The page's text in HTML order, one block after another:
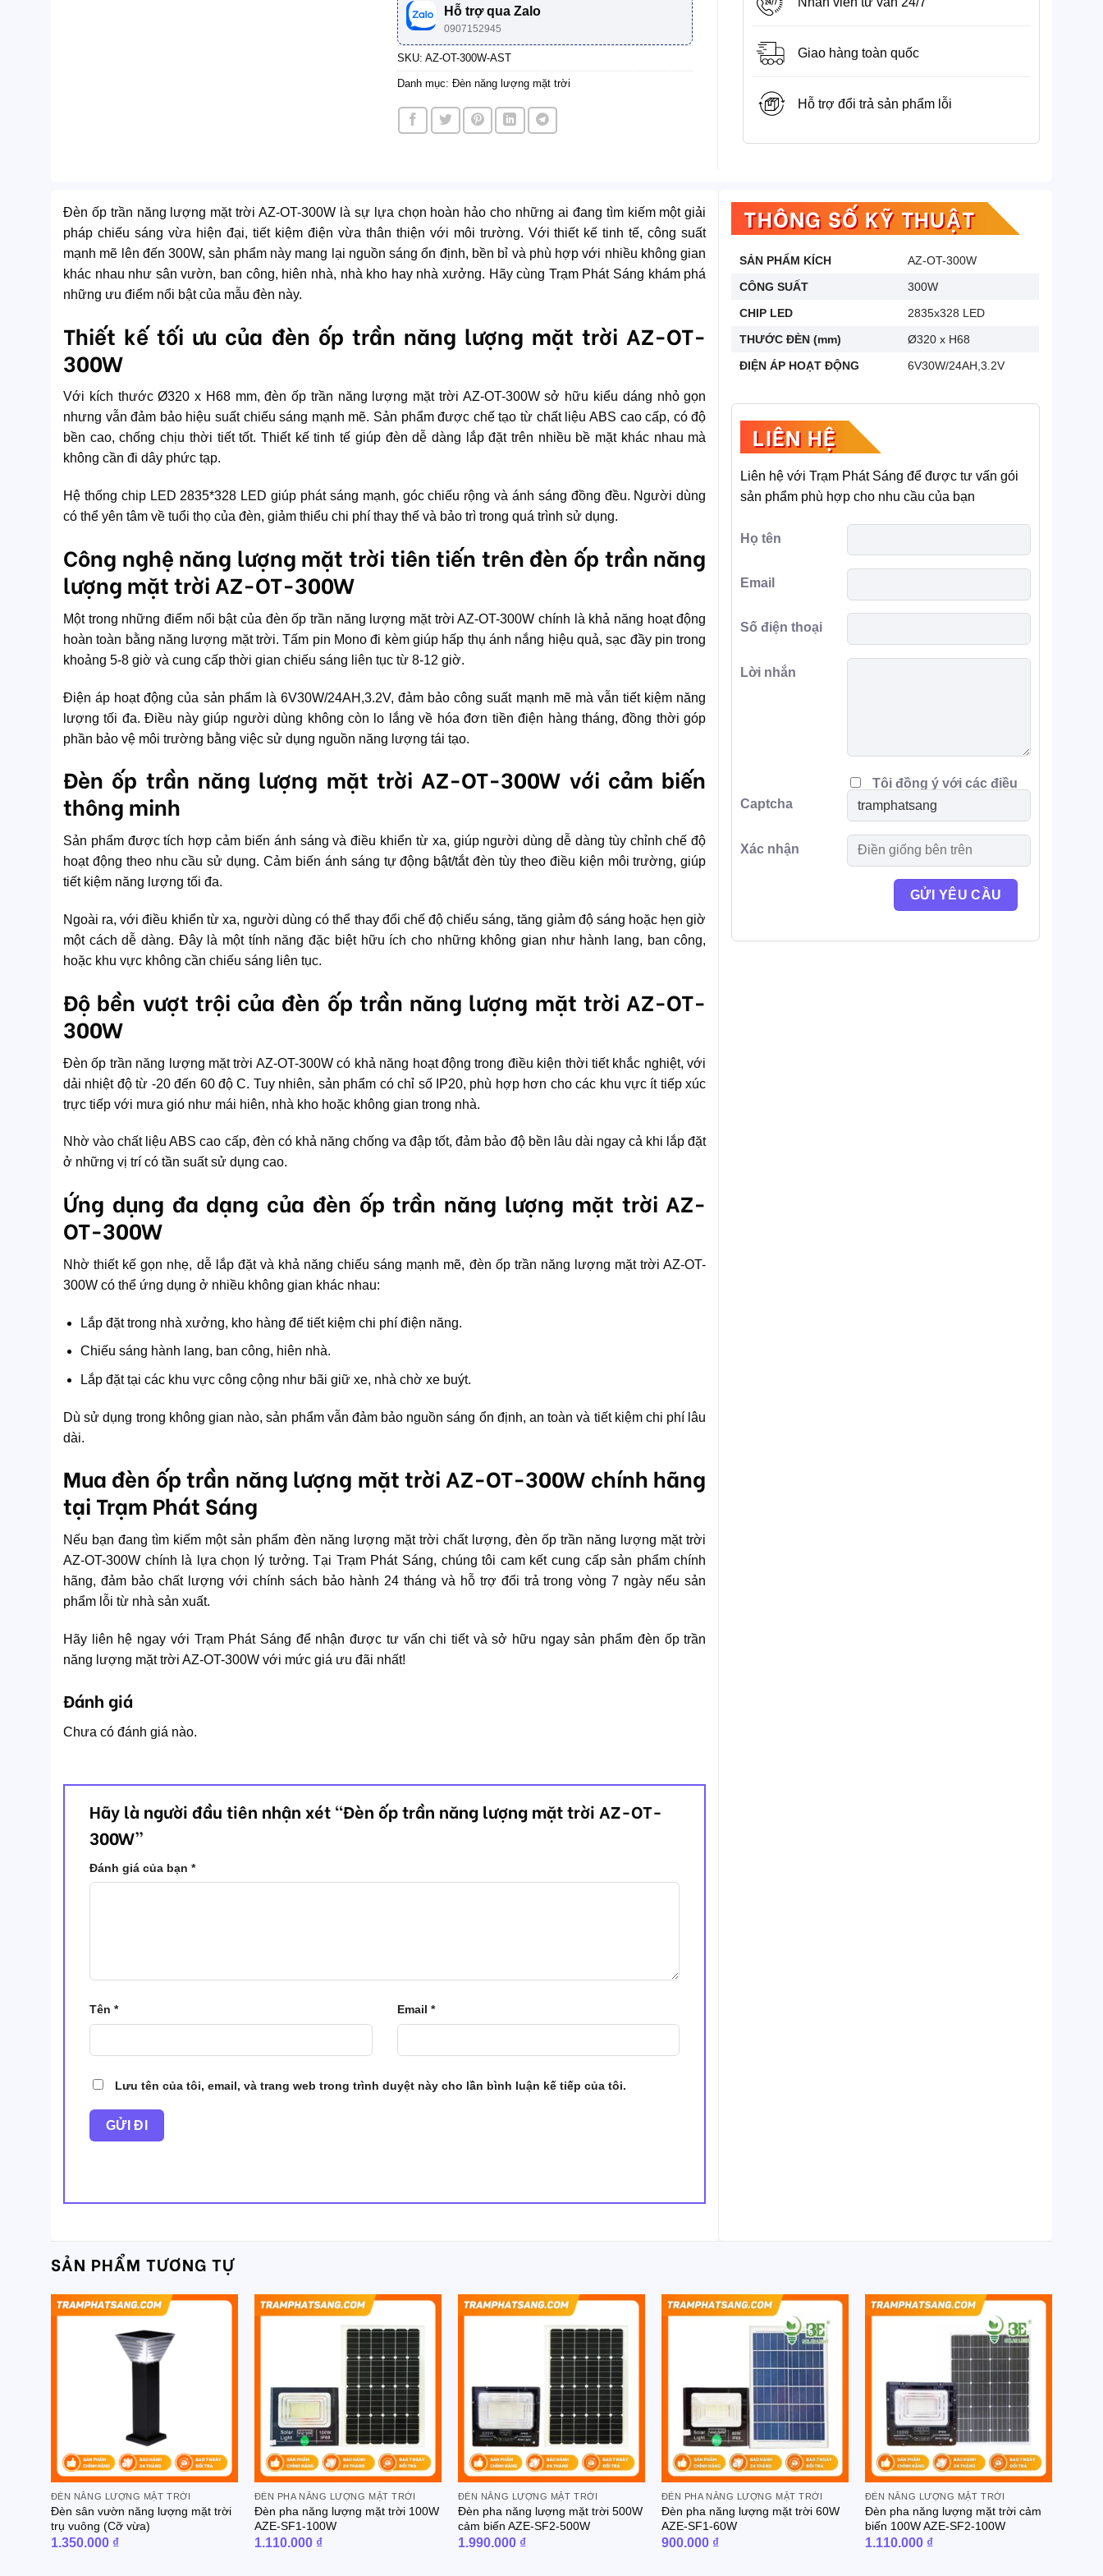
Hỗ trợ qua Zalo
0907152945
SKU: AZ-OT-300W-AST
Danh mục: Đèn năng lượng mặt trời
Giao hàng toàn quốc
Hỗ trợ đổi trả sản phẩm lỗi
Đèn ốp trần năng lượng mặt trời AZ-OT-300W là sự lựa chọn hoàn hảo cho những ai đang tìm kiếm một giải
pháp chiếu sáng vừa hiện đại, tiết kiệm điện vừa thân thiện với môi trường. Với thiết kế tinh tế, công suất
mạnh mẽ lên đến 300W, sản phẩm này mang lại nguồn sáng ổn định, bền bỉ và phù hợp với nhiều không gian
khác nhau như sân vườn, ban công, hiên nhà, nhà kho hay nhà xưởng. Hãy cùng Trạm Phát Sáng khám phá
những ưu điểm nổi bật của mẫu đèn này.
Thiết kế tối ưu của đèn ốp trần năng lượng mặt trời AZ-OT-
300W
Với kích thước Ø320 x H68 mm, đèn ốp trần năng lượng mặt trời AZ-OT-300W sở hữu kiểu dáng nhỏ gọn
nhưng vẫn đảm bảo hiệu suất chiếu sáng mạnh mẽ. Sản phẩm được chế tạo từ chất liệu ABS cao cấp, có độ
bền cao, chống chịu thời tiết tốt. Thiết kế tinh tế giúp đèn dễ dàng lắp đặt trên nhiều bề mặt khác nhau mà
không cần đi dây phức tạp.
Hệ thống chip LED 2835*328 LED giúp phát sáng mạnh, góc chiếu rộng và ánh sáng đồng đều. Người dùng
có thể yên tâm về tuổi thọ của đèn, giảm thiểu chi phí thay thế và bảo trì trong quá trình sử dụng.
Công nghệ năng lượng mặt trời tiên tiến trên đèn ốp trần năng
lượng mặt trời AZ-OT-300W
Một trong những điểm nổi bật của đèn ốp trần năng lượng mặt trời AZ-OT-300W chính là khả năng hoạt động
hoàn toàn bằng năng lượng mặt trời. Tấm pin Mono đi kèm giúp hấp thụ ánh nắng hiệu quả, sạc đầy pin trong
khoảng 5-8 giờ và cung cấp thời gian chiếu sáng liên tục từ 8-12 giờ.
Điện áp hoạt động của sản phẩm là 6V30W/24AH,3.2V, đảm bảo công suất mạnh mẽ mà vẫn tiết kiệm năng
lượng tối đa. Điều này giúp người dùng không còn lo lắng về hóa đơn tiền điện hàng tháng, đồng thời góp
phần bảo vệ môi trường bằng việc sử dụng nguồn năng lượng tái tạo.
Đèn ốp trần năng lượng mặt trời AZ-OT-300W với cảm biến
thông minh
Sản phẩm được tích hợp cảm biến ánh sáng và điều khiển từ xa, giúp người dùng dễ dàng tùy chỉnh chế độ
hoạt động theo nhu cầu sử dụng. Cảm biến ánh sáng tự động bật/tắt đèn tùy theo điều kiện môi trường, giúp
tiết kiệm năng lượng tối đa.
Ngoài ra, với điều khiển từ xa, người dùng có thể thay đổi chế độ chiếu sáng, tăng giảm độ sáng hoặc hẹn giờ
một cách dễ dàng. Đây là một tính năng đặc biệt hữu ích cho những không gian như hành lang, ban công,
hoặc khu vực không cần chiếu sáng liên tục.
Độ bền vượt trội của đèn ốp trần năng lượng mặt trời AZ-OT-
300W
Đèn ốp trần năng lượng mặt trời AZ-OT-300W có khả năng hoạt động trong điều kiện thời tiết khắc nghiệt, với
dải nhiệt độ từ -20 đến 60 độ C. Tuy nhiên, sản phẩm có chỉ số IP20, phù hợp hơn cho các khu vực ít tiếp xúc
trực tiếp với mưa gió như mái hiên, nhà kho hoặc không gian trong nhà.
Nhờ vào chất liệu ABS cao cấp, đèn có khả năng chống va đập tốt, đảm bảo độ bền lâu dài ngay cả khi lắp đặt
ở những vị trí có tần suất sử dụng cao.
Ứng dụng đa dạng của đèn ốp trần năng lượng mặt trời AZ-
OT-300W
Nhờ thiết kế gọn nhẹ, dễ lắp đặt và khả năng chiếu sáng mạnh mẽ, đèn ốp trần năng lượng mặt trời AZ-OT-
300W có thể ứng dụng ở nhiều không gian khác nhau:
Lắp đặt trong nhà xưởng, kho hàng để tiết kiệm chi phí điện năng.
Chiếu sáng hành lang, ban công, hiên nhà.
Lắp đặt tại các khu vực công cộng như bãi giữ xe, nhà chờ xe buýt.
Dù sử dụng trong không gian nào, sản phẩm vẫn đảm bảo nguồn sáng ổn định, an toàn và tiết kiệm chi phí lâu
dài.
Mua đèn ốp trần năng lượng mặt trời AZ-OT-300W chính hãng
tại Trạm Phát Sáng
Nếu bạn đang tìm kiếm một sản phẩm đèn năng lượng mặt trời chất lượng, đèn ốp trần năng lượng mặt trời
AZ-OT-300W chính là lựa chọn lý tưởng. Tại Trạm Phát Sáng, chúng tôi cam kết cung cấp sản phẩm chính
hãng, đảm bảo chất lượng với chính sách bảo hành 24 tháng và hỗ trợ đổi trả trong vòng 7 ngày nếu sản
phẩm lỗi từ nhà sản xuất.
Hãy liên hệ ngay với Trạm Phát Sáng để nhận được tư vấn chi tiết và sở hữu ngay sản phẩm đèn ốp trần
năng lượng mặt trời AZ-OT-300W với mức giá ưu đãi nhất!
Đánh giá
Chưa có đánh giá nào.
Hãy là người đầu tiên nhận xét “Đèn ốp trần năng lượng mặt trời AZ-OT-
300W”
Đánh giá của bạn *
Tên * Email *
Lưu tên của tôi, email, và trang web trong trình duyệt này cho lần bình luận kế tiếp của tôi.
THÔNG SỐ KỸ THUẬT
SẢN PHẨM KÍCH
AZ-OT-300W
CÔNG SUẤT
300W
CHIP LED
2835x328 LED
THƯỚC ĐÈN (mm)
Ø320 x H68
ĐIỆN ÁP HOẠT ĐỘNG
6V30W/24AH,3.2V
LIÊN HỆ
Liên hệ với Trạm Phát Sáng để được tư vấn gói
sản phẩm phù hợp cho nhu cầu của bạn
Họ tên
Email
Số điện thoại
Lời nhắn
Tôi đồng ý với các điều
khoản
Captcha
Xác nhận
SẢN PHẨM TƯƠNG TỰ
ĐÈN NĂNG LƯỢNG MẶT TRỜI
Đèn sân vườn năng lượng mặt trời
trụ vuông (Cỡ vừa)
1.350.000 ₫
ĐÈN PHA NĂNG LƯỢNG MẶT TRỜI
Đèn pha năng lượng mặt trời 100W
AZE-SF1-100W
1.110.000 ₫
ĐÈN NĂNG LƯỢNG MẶT TRỜI
Đèn pha năng lượng mặt trời 500W
cảm biến AZE-SF2-500W
1.990.000 ₫
ĐÈN PHA NĂNG LƯỢNG MẶT TRỜI
Đèn pha năng lượng mặt trời 60W
AZE-SF1-60W
900.000 ₫
ĐÈN NĂNG LƯỢNG MẶT TRỜI
Đèn pha năng lượng mặt trời cảm
biến 100W AZE-SF2-100W
1.110.000 ₫